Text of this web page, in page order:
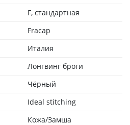
F, стандартная
Fracap
Италия
Лонгвинг броги
Чёрный
Ideal stitching
Кожа/Замша